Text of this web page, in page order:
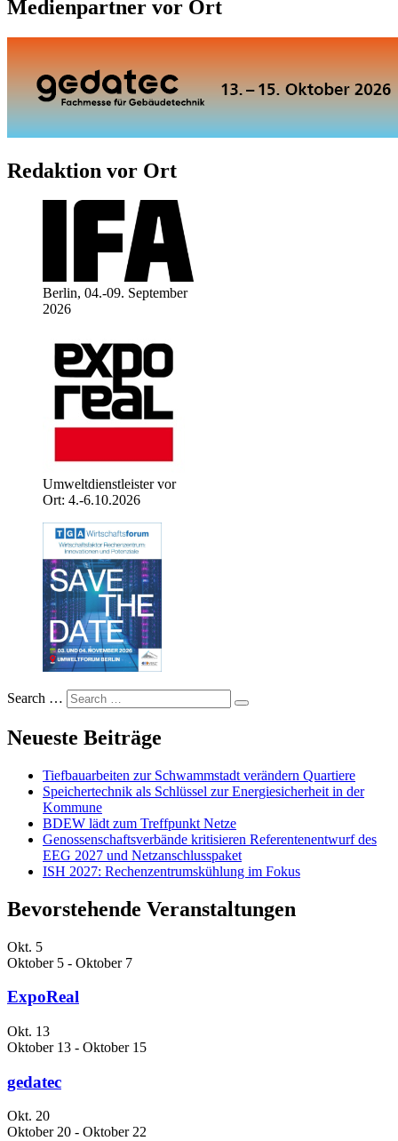
Medienpartner vor Ort
Redaktion vor Ort
Berlin, 04.-09. September
2026
Umweltdienstleister vor
Ort: 4.-6.10.2026
Search …
Neueste Beiträge
Tiefbauarbeiten zur Schwammstadt verändern Quartiere
Speichertechnik als Schlüssel zur Energiesicherheit in der
Kommune
BDEW lädt zum Treffpunkt Netze
Genossenschaftsverbände kritisieren Referentenentwurf des
EEG 2027 und Netzanschlusspaket
ISH 2027: Rechenzentrumskühlung im Fokus
Bevorstehende Veranstaltungen
Okt. 5
Oktober 5 - Oktober 7
ExpoReal
Okt. 13
Oktober 13 - Oktober 15
gedatec
Okt. 20
Oktober 20 - Oktober 22